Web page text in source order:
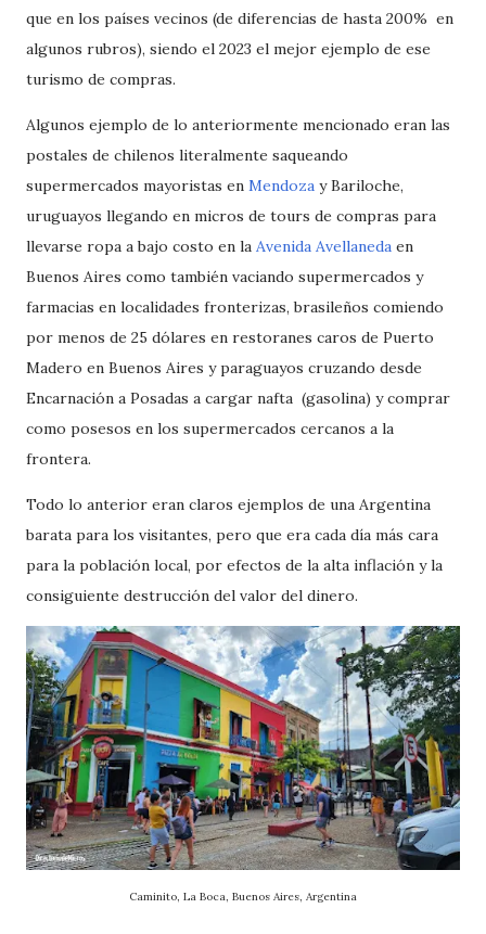
que en los países vecinos (de diferencias de hasta 200% en
algunos rubros), siendo el 2023 el mejor ejemplo de ese
turismo de compras.
Algunos ejemplo de lo anteriormente mencionado eran las
postales de chilenos literalmente saqueando
supermercados mayoristas en Mendoza y Bariloche,
uruguayos llegando en micros de tours de compras para
llevarse ropa a bajo costo en la Avenida Avellaneda en
Buenos Aires como también vaciando supermercados y
farmacias en localidades fronterizas, brasileños comiendo
por menos de 25 dólares en restoranes caros de Puerto
Madero en Buenos Aires y paraguayos cruzando desde
Encarnación a Posadas a cargar nafta (gasolina) y comprar
como posesos en los supermercados cercanos a la
frontera.
Todo lo anterior eran claros ejemplos de una Argentina
barata para los visitantes, pero que era cada día más cara
para la población local, por efectos de la alta inflación y la
consiguiente destrucción del valor del dinero.
Caminito, La Boca, Buenos Aires, Argentina